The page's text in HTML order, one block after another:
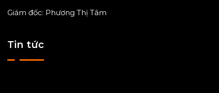
Giám đốc: Phương Thị Tâm
Tin tức